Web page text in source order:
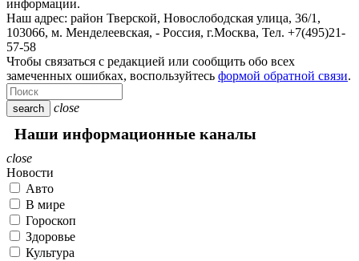
информации.
Наш адрес: район Тверской, Новослободская улица, 36/1 ,
103066, м. Менделеевская, - Россия, г.Москва, Тел. +7(495)21-
57-58
Чтобы связаться с редакцией или сообщить обо всех
замеченных ошибках, воспользуйтесь формой обратной связи.
search close
Наши информационные каналы
close
Новости
Авто
В мире
Гороскоп
Здоровье
Культура